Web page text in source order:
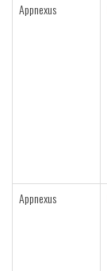
Appnexus
Appnexus